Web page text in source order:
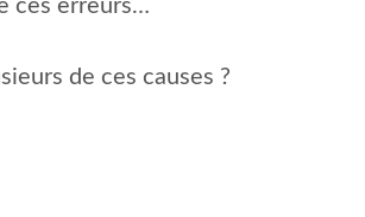
ces erreurs…
de ces causes ?